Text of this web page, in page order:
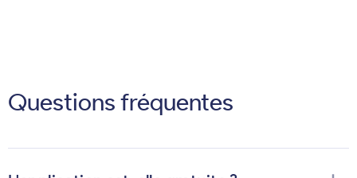
Questions fréquentes